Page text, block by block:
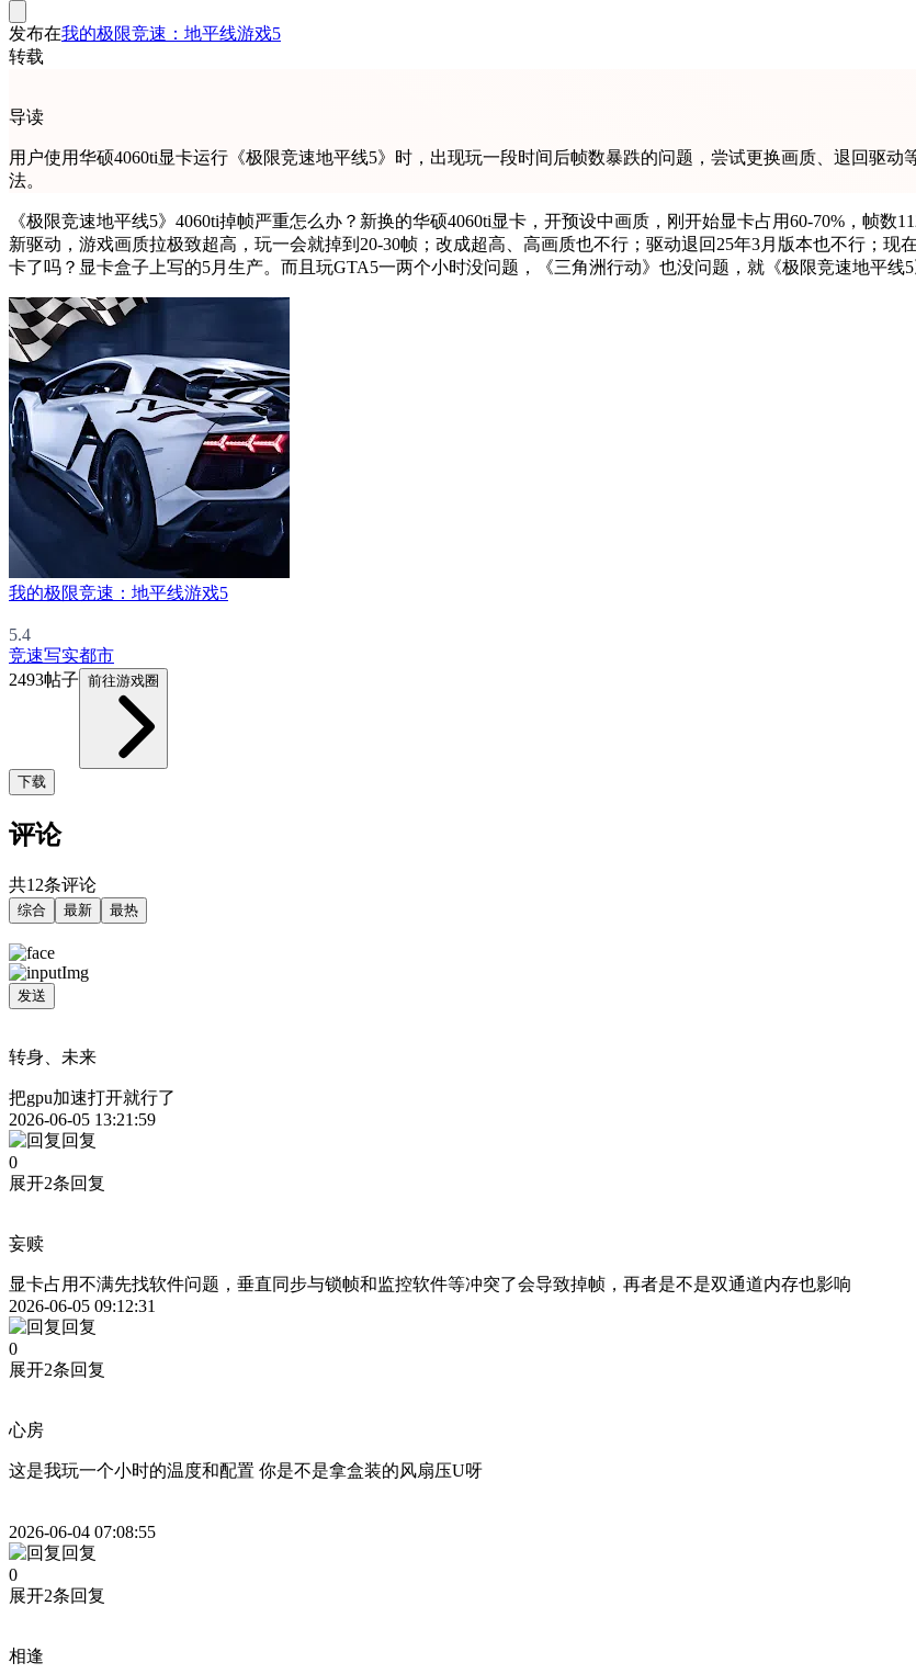
发布在我的极限竞速：地平线游戏5
转载
导读
用户使用华硕4060ti显卡运行《极限竞速地平线5》时，出现玩一段时间后帧数暴跌的问题，尝试更换画质、退回驱
法。
《极限竞速地平线5》4060ti掉帧严重怎么办？新换的华硕4060ti显卡，开预设中画质，刚开始显卡占用60-70%，帧
新驱动，游戏画质拉极致超高，玩一会就掉到20-30帧；改成超高、高画质也不行；驱动退回25年3月版本也不行；
卡了吗？显卡盒子上写的5月生产。而且玩GTA5一两个小时没问题，《三角洲行动》也没问题，就《极限竞速地平线
我的极限竞速：地平线游戏5
5.4
竞速写实都市
2493帖子 前往游戏圈
下载
评论
共12条评论
综合 最新 最热
发送
转身、未来
把gpu加速打开就行了
2026-06-05 13:21:59
回复
0
展开2条回复
妄赎
显卡占用不满先找软件问题，垂直同步与锁帧和监控软件等冲突了会导致掉帧，再者是不是双通道内存也影响
2026-06-05 09:12:31
回复
0
展开2条回复
心房
这是我玩一个小时的温度和配置 你是不是拿盒装的风扇压U呀
2026-06-04 07:08:55
回复
0
展开2条回复
相逢